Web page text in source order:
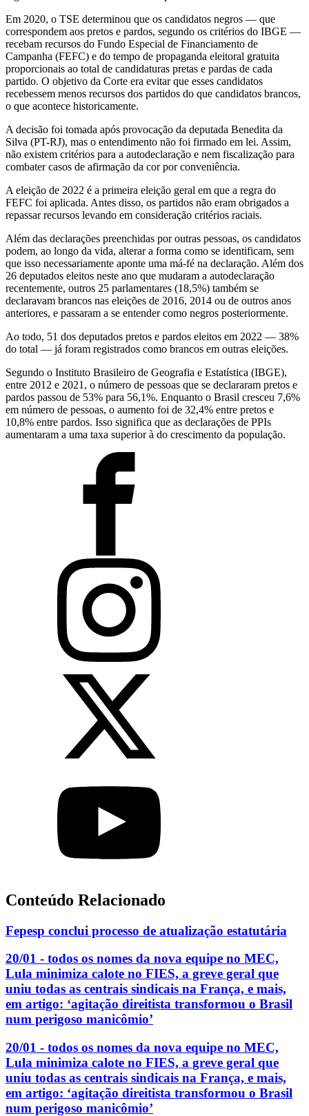
Em 2020, o TSE determinou que os candidatos negros — que
correspondem aos pretos e pardos, segundo os critérios do IBGE —
recebam recursos do Fundo Especial de Financiamento de
Campanha (FEFC) e do tempo de propaganda eleitoral gratuita
proporcionais ao total de candidaturas pretas e pardas de cada
partido. O objetivo da Corte era evitar que esses candidatos
recebessem menos recursos dos partidos do que candidatos brancos,
o que acontece historicamente.
A decisão foi tomada após provocação da deputada Benedita da
Silva (PT-RJ), mas o entendimento não foi firmado em lei. Assim,
não existem critérios para a autodeclaração e nem fiscalização para
combater casos de afirmação da cor por conveniência.
A eleição de 2022 é a primeira eleição geral em que a regra do
FEFC foi aplicada. Antes disso, os partidos não eram obrigados a
repassar recursos levando em consideração critérios raciais.
Além das declarações preenchidas por outras pessoas, os candidatos
podem, ao longo da vida, alterar a forma como se identificam, sem
que isso necessariamente aponte uma má-fé na declaração. Além dos
26 deputados eleitos neste ano que mudaram a autodeclaração
recentemente, outros 25 parlamentares (18,5%) também se
declaravam brancos nas eleições de 2016, 2014 ou de outros anos
anteriores, e passaram a se entender como negros posteriormente.
Ao todo, 51 dos deputados pretos e pardos eleitos em 2022 — 38%
do total — já foram registrados como brancos em outras eleições.
Segundo o Instituto Brasileiro de Geografia e Estatística (IBGE),
entre 2012 e 2021, o número de pessoas que se declararam pretos e
pardos passou de 53% para 56,1%. Enquanto o Brasil cresceu 7,6%
em número de pessoas, o aumento foi de 32,4% entre pretos e
10,8% entre pardos. Isso significa que as declarações de PPIs
aumentaram a uma taxa superior à do crescimento da população.
Conteúdo Relacionado
Fepesp conclui processo de atualização estatutária
20/01 - todos os nomes da nova equipe no MEC,
Lula minimiza calote no FIES, a greve geral que
uniu todas as centrais sindicais na França, e mais,
em artigo: ‘agitação direitista transformou o Brasil
num perigoso manicômio’
20/01 - todos os nomes da nova equipe no MEC,
Lula minimiza calote no FIES, a greve geral que
uniu todas as centrais sindicais na França, e mais,
em artigo: ‘agitação direitista transformou o Brasil
num perigoso manicômio’